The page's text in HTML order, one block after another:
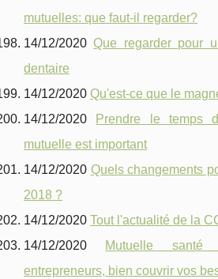
mutuelles: que faut-il regarder?
14/12/2020Que regarder pour
dentaire
14/12/2020 Qu'est-ce que le
14/12/2020 Prendre le temps
mutuelle est important
14/12/2020 Quels changements
2018 ?
14/12/2020 Tout l'actualité de la
14/12/2020 Mutuelle
entrepreneurs, bien couvrir vos